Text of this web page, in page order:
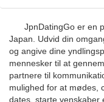
JpnDatingGo er en
Japan. Udvid din
og angive dine
mennesker til at
partnere til
mulighed for at mødes,
dates, starte